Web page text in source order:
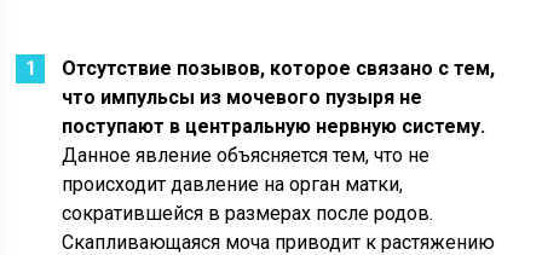
Отсутствие позывов, которое связано с тем,
что импульсы из мочевого пузыря не
поступают в центральную нервную систему.
Данное явление объясняется тем, что не
происходит давление на орган матки,
сократившейся в размерах после родов.
Скапливающаяся моча приводит к растяжению